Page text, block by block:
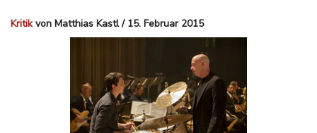
Kritikvon Matthias Kastl / 15. Februar 2015